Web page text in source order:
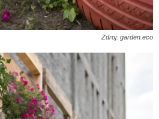
Zdroj: garden.eco